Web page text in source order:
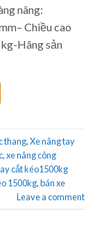
nâng:
Chiều cao
Hãng sản
thang,Xe nâng tay
,xe nâng công
cắt kéo1500kg
1500kg,bán xe
Leave a comment